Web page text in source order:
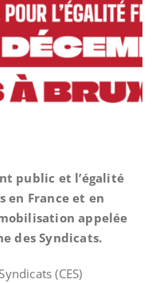
public et l’égalité
en France et en
appelée
des Syndicats.
(CES)